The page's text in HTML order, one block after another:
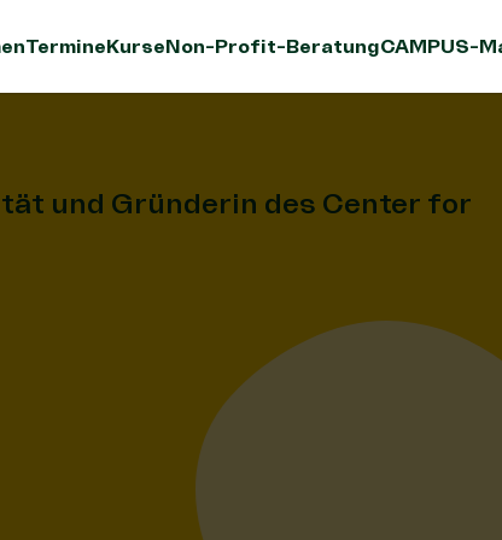
TermineKurseNon-Profit-BeratungCAMPUS-
und Gründerin des Center for